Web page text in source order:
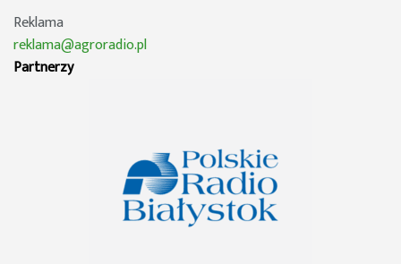
Reklama
reklama@agroradio.pl
Partnerzy